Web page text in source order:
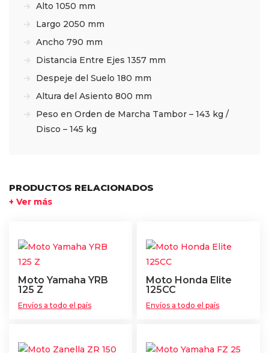
Alto 1050 mm
Largo 2050 mm
Ancho 790 mm
Distancia Entre Ejes 1357 mm
Despeje del Suelo 180 mm
Altura del Asiento 800 mm
Peso en Orden de Marcha Tambor – 143 kg /
Disco – 145 kg
PRODUCTOS RELACIONADOS
+ Ver más
Moto Yamaha YRB
125 Z
Envíos a todo el país
Moto Honda Elite
125CC
Envíos a todo el país